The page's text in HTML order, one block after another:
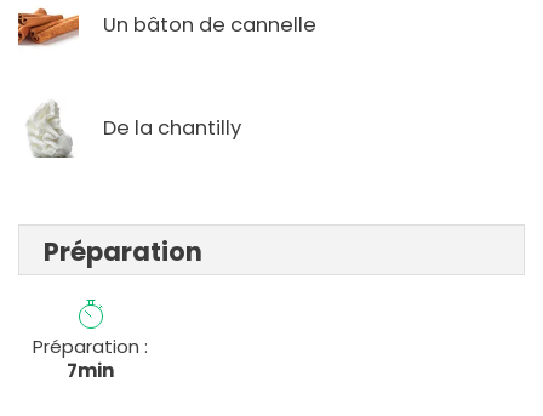
Un bâton de cannelle
De la chantilly
Préparation
Préparation :
7min